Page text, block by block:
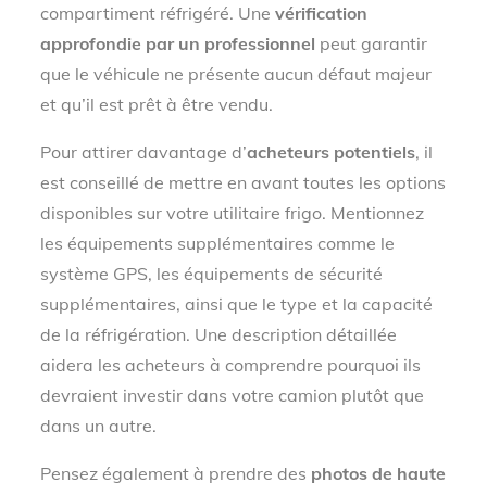
compartiment réfrigéré. Unevérification
approfondie par un professionnel peut garantir
que le véhicule ne présente aucun défaut majeur
et qu’il est prêt à être vendu.
Pour attirer davantage d’acheteurs potentiels, il
est conseillé de mettre en avant toutes les options
disponibles sur votre utilitaire frigo. Mentionnez
les équipements supplémentaires comme le
système GPS, les équipements de sécurité
supplémentaires, ainsi que le type et la capacité
de la réfrigération. Une description détaillée
aidera les acheteurs à comprendre pourquoi ils
devraient investir dans votre camion plutôt que
dans un autre.
Pensez également à prendre des photos de haute